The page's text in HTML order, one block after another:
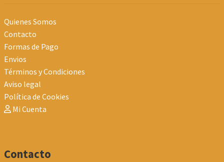
Quienes Somos
Contacto
Formas de Pago
Envios
Términos y Condiciones
Aviso legal
Política de Cookies
Mi Cuenta
Contacto